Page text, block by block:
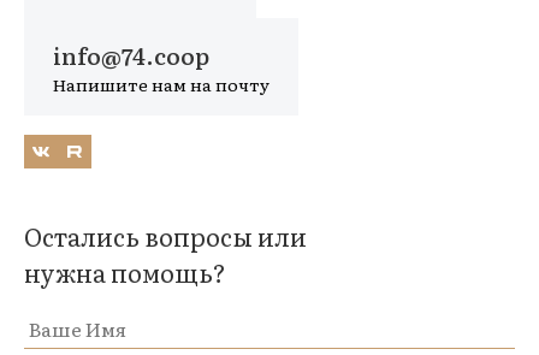
info@74.coop
Напишите нам на почту
Остались вопросы или
нужна помощь?